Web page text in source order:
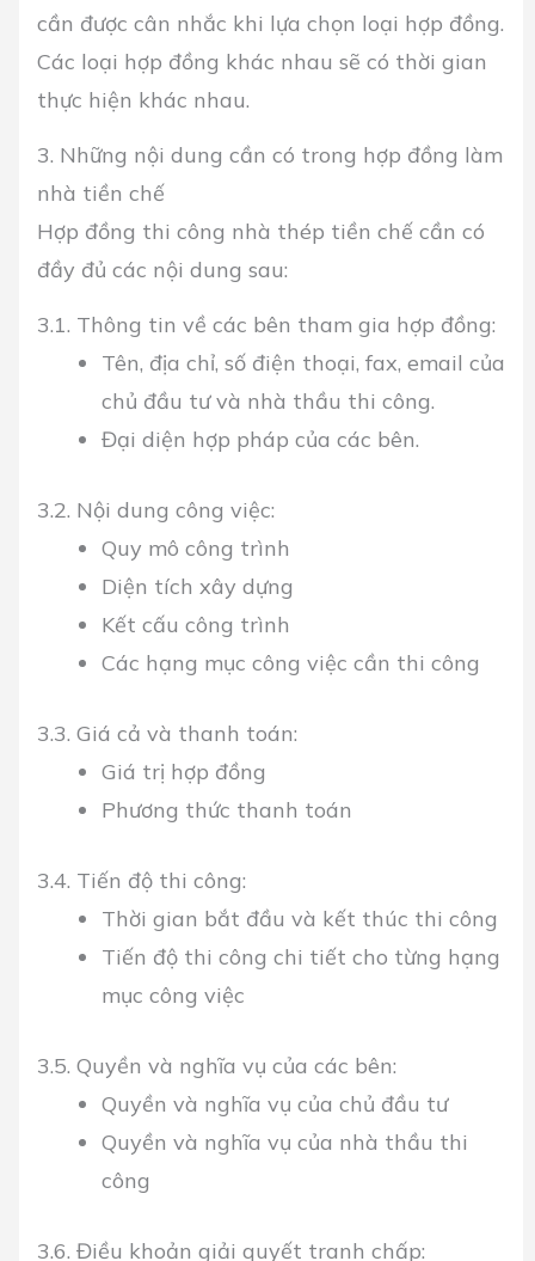
cần được cân nhắc khi lựa chọn loại hợp đồng.
Các loại hợp đồng khác nhau sẽ có thời gian
thực hiện khác nhau.
3. Những nội dung cần có trong hợp đồng làm
nhà tiền chế
Hợp đồng thi công nhà thép tiền chế cần có
đầy đủ các nội dung sau:
3.1. Thông tin về các bên tham gia hợp đồng:
Tên, địa chỉ, số điện thoại, fax, email của
chủ đầu tư và nhà thầu thi công.
Đại diện hợp pháp của các bên.
3.2. Nội dung công việc:
Quy mô công trình
Diện tích xây dựng
Kết cấu công trình
Các hạng mục công việc cần thi công
3.3. Giá cả và thanh toán:
Giá trị hợp đồng
Phương thức thanh toán
3.4. Tiến độ thi công:
Thời gian bắt đầu và kết thúc thi công
Tiến độ thi công chi tiết cho từng hạng
mục công việc
3.5. Quyền và nghĩa vụ của các bên:
Quyền và nghĩa vụ của chủ đầu tư
Quyền và nghĩa vụ của nhà thầu thi
công
3.6. Điều khoản giải quyết tranh chấp: